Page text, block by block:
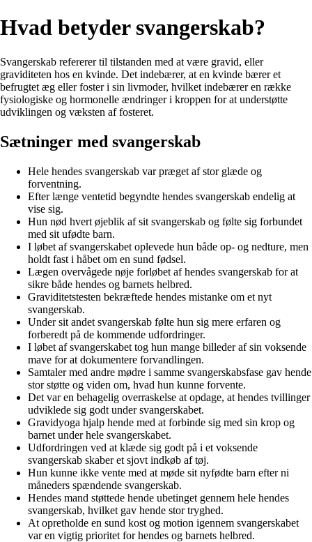
Hvad betyder svangerskab?
Svangerskab refererer til tilstanden med at være gravid, eller
graviditeten hos en kvinde. Det indebærer, at en kvinde bærer et
befrugtet æg eller foster i sin livmoder, hvilket indebærer en række
fysiologiske og hormonelle ændringer i kroppen for at understøtte
udviklingen og væksten af fosteret.
Sætninger med svangerskab
Hele hendes svangerskab var præget af stor glæde og
forventning.
Efter længe ventetid begyndte hendes svangerskab endelig at
vise sig.
Hun nød hvert øjeblik af sit svangerskab og følte sig forbundet
med sit ufødte barn.
I løbet af svangerskabet oplevede hun både op- og nedture, men
holdt fast i håbet om en sund fødsel.
Lægen overvågede nøje forløbet af hendes svangerskab for at
sikre både hendes og barnets helbred.
Graviditetstesten bekræftede hendes mistanke om et nyt
svangerskab.
Under sit andet svangerskab følte hun sig mere erfaren og
forberedt på de kommende udfordringer.
I løbet af svangerskabet tog hun mange billeder af sin voksende
mave for at dokumentere forvandlingen.
Samtaler med andre mødre i samme svangerskabsfase gav hende
stor støtte og viden om, hvad hun kunne forvente.
Det var en behagelig overraskelse at opdage, at hendes tvillinger
udviklede sig godt under svangerskabet.
Gravidyoga hjalp hende med at forbinde sig med sin krop og
barnet under hele svangerskabet.
Udfordringen ved at klæde sig godt på i et voksende
svangerskab skaber et sjovt indkøb af tøj.
Hun kunne ikke vente med at møde sit nyfødte barn efter ni
måneders spændende svangerskab.
Hendes mand støttede hende ubetinget gennem hele hendes
svangerskab, hvilket gav hende stor tryghed.
At opretholde en sund kost og motion igennem svangerskabet
var en vigtig prioritet for hendes og barnets helbred.